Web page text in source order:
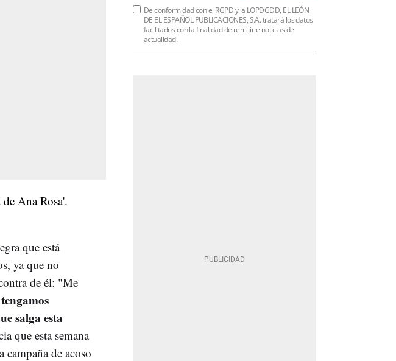
que está
ya que no
de él: "Me
salga esta
que esta semana
campaña de acoso
De conformidad con el RGPD y la LOPDGDD, EL LEÓN
DE EL ESPAÑOL PUBLICACIONES, S.A. tratará los datos
facilitados con la finalidad de remitirle noticias de
actualidad.